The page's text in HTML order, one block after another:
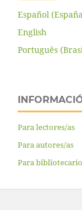
Español
English
Português
Para lectores/as
Para autores/as
Para